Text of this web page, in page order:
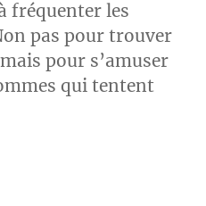
fréquenter les
pas pour trouver
pour s’amuser
qui tentent